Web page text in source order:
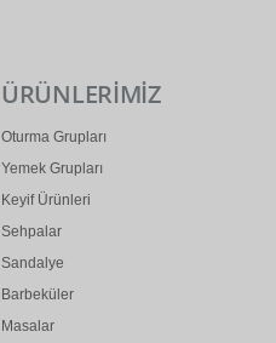
ÜRÜNLERİMİZ
Oturma Grupları
Yemek Grupları
Keyif Ürünleri
Sehpalar
Sandalye
Barbeküler
Masalar